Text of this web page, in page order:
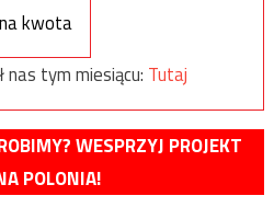
kwota
tym miesiącu: Tutaj
WESPRZYJ PROJEKT
POLONIA!